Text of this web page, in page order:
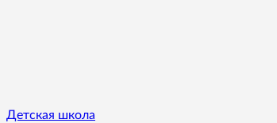
Детская школа